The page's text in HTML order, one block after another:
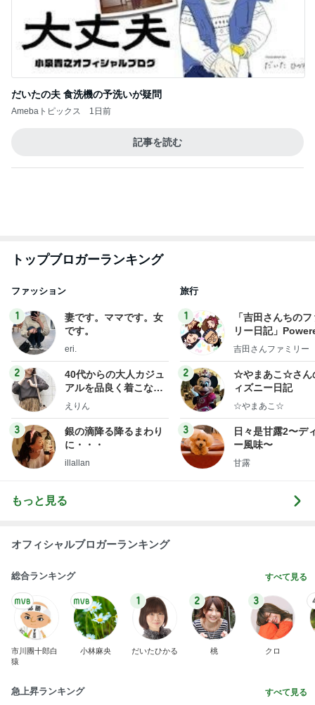
だいたの夫 食洗機の予洗いが疑問
Amebaトピックス 1日前
記事を読む
トップブロガーランキング
ファッション
1
妻です。ママです。女
です。
eri.
2
40代からの大人カジュ
アルを品良く着こなす
ファッションブログ
えりん
3
銀の滴降る降るまわり
に・・・
illallan
旅行
1
「吉田さんちの
リー日記」
y Ameba 吉田さ
ログ
吉田さんファミリー
2
☆やまあこ☆さん
ィズニー日記
☆やまあこ☆
3
日々是甘露2〜デ
ー風味〜
甘露
もっと見る
オフィシャルブロガーランキング
総合ランキング すべて見る
市川團十郎白
猿
小林麻央
1
だいたひかる
2
桃
3
クロ
急上昇ランキング すべて見る